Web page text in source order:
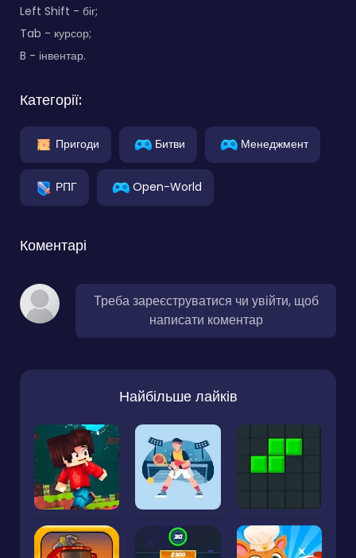
Left Shift - біг;
Tab - курсор;
B - інвентар.
Категорії:
Пригоди Битви Менеджмент
РПГ Open-World
Коментарі
Треба зареєструватися чи увійти, щоб
написати коментар
Найбільше лайків